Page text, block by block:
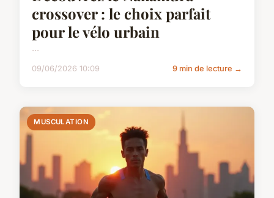
crossover : le choix parfait
pour le vélo urbain
...
09/06/2026 10:09 9 min de lecture →
MUSCULATION